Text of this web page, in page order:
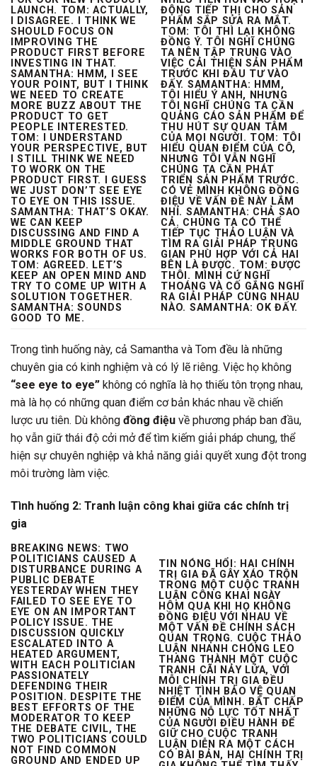
LAUNCH. TOM: ACTUALLY,
I DISAGREE. I THINK WE
SHOULD FOCUS ON
IMPROVING THE
PRODUCT FIRST BEFORE
INVESTING IN THAT.
SAMANTHA: HMM, I SEE
YOUR POINT, BUT I THINK
WE NEED TO CREATE
MORE BUZZ ABOUT THE
PRODUCT TO GET
PEOPLE INTERESTED.
TOM: I UNDERSTAND
YOUR PERSPECTIVE, BUT
I STILL THINK WE NEED
TO WORK ON THE
PRODUCT FIRST. I GUESS
WE JUST DON’TSEE EYE
TO EYE ON THIS ISSUE.
SAMANTHA: THAT’S OKAY.
WE CAN KEEP
DISCUSSING AND FIND A
MIDDLE GROUND THAT
WORKS FOR BOTH OF US.
TOM: AGREED. LET’S
KEEP AN OPEN MIND AND
TRY TO COME UP WITH A
SOLUTION TOGETHER.
SAMANTHA: SOUNDS
GOOD TO ME.
ĐỘNG TIẾP THỊ CHO SẢN
PHẨM SẮP SỬA RA MẮT.
TOM: TÔI THÌ LẠI KHÔNG
ĐỒNG Ý. TÔI NGHĨ CHÚNG
TA NÊN TẬP TRUNG VÀO
VIỆC CẢI THIỆN SẢN PHẨM
TRƯỚC KHI ĐẦU TƯ VÀO
ĐẤY. SAMANTHA: HMM,
TÔI HIỂU Ý ANH, NHƯNG
TÔI NGHĨ CHÚNG TA CẦN
QUẢNG CÁO SẢN PHẨM ĐỂ
THU HÚT SỰ QUAN TÂM
CỦA MỌI NGƯỜI. TOM: TÔI
HIỂU QUAN ĐIỂM CỦA CÔ,
NHƯNG TÔI VẪN NGHĨ
CHÚNG TA CẦN PHÁT
TRIỂN SẢN PHẨM TRƯỚC.
CÓ VẺ MÌNH KHÔNGĐỒNG
ĐIỆU VỀ VẤN ĐỀ NÀY LẮM
NHỈ. SAMANTHA: CHẢ SAO
CẢ. CHÚNG TA CÓ THỂ
TIẾP TỤC THẢO LUẬN VÀ
TÌM RA GIẢI PHÁP TRUNG
GIAN PHÙ HỢP VỚI CẢ HAI
BÊN LÀ ĐƯỢC. TOM: ĐƯỢC
THÔI. MÌNH CỨ NGHĨ
THOÁNG VÀ CỐ GẮNG NGHĨ
RA GIẢI PHÁP CÙNG NHAU
NÀO. SAMANTHA: OK ĐẤY.
Trong tình huống này, cả Samantha và Tom đều là những
chuyên gia có kinh nghiệm và có lý lẽ riêng. Việc họ không
“see eye to eye” không có nghĩa là họ thiếu tôn trọng nhau,
mà là họ có những quan điểm cơ bản khác nhau về chiến
lược ưu tiên. Dù không đồng điệu về phương pháp ban đầu,
họ vẫn giữ thái độ cởi mở để tìm kiếm giải pháp chung, thể
hiện sự chuyên nghiệp và khả năng giải quyết xung đột trong
môi trường làm việc.
Tình huống 2: Tranh luận công khai giữa các chính trị
gia
BREAKING NEWS: TWO
POLITICIANS CAUSED A
DISTURBANCE DURING A
PUBLIC DEBATE
YESTERDAY WHEN THEY
FAILED TOSEE EYE TO
EYE ON AN IMPORTANT
POLICY ISSUE. THE
DISCUSSION QUICKLY
ESCALATED INTO A
HEATED ARGUMENT,
WITH EACH POLITICIAN
PASSIONATELY
DEFENDING THEIR
POSITION. DESPITE THE
BEST EFFORTS OF THE
MODERATOR TO KEEP
THE DEBATE CIVIL, THE
TWO POLITICIANS COULD
NOT FIND COMMON
GROUND AND ENDED UP
TIN NÓNG HỔI: HAI CHÍNH
TRỊ GIA ĐÃ GÂY XÁO TRỘN
TRONG MỘT CUỘC TRANH
LUẬN CÔNG KHAI NGÀY
HÔM QUA KHI HỌ KHÔNG
ĐỒNG ĐIỆU VỚI NHAU VỀ
MỘT VẤN ĐỀ CHÍNH SÁCH
QUAN TRỌNG. CUỘC THẢO
LUẬN NHANH CHÓNG LEO
THANG THÀNH MỘT CUỘC
TRANH CÃI NẢY LỬA, VỚI
MỖI CHÍNH TRỊ GIA ĐỀU
NHIỆT TÌNH BẢO VỆ QUAN
ĐIỂM CỦA MÌNH. BẤT CHẤP
NHỮNG NỖ LỰC TỐT NHẤT
CỦA NGƯỜI ĐIỀU HÀNH ĐỂ
GIỮ CHO CUỘC TRANH
LUẬN DIỄN RA MỘT CÁCH
CÓ BÀI BẢN, HAI CHÍNH TRỊ